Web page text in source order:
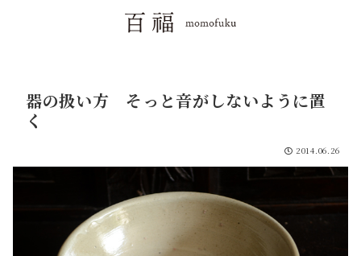
器の扱い方 そっと音がしないように置
く
2014.06.26